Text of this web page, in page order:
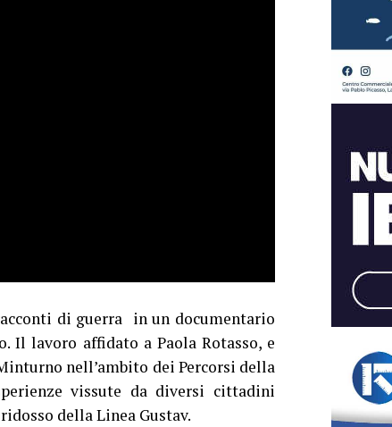
di guerra in un documentario
Il lavoro affidato a Paola Rotasso, e
nell’ambito dei Percorsi della
vissute da diversi cittadini
della Linea Gustav.